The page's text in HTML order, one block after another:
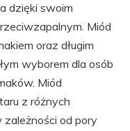
dzięki swoim
Miód
oraz długim
wyborem dla osób
Miód
z różnych
zależności od pory